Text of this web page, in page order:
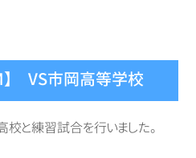
】 VS市岡高等学校
と練習試合を行いました。